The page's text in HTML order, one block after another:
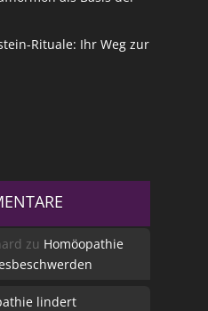
Rituale: Ihr Weg zur
zu Homöopathie
lindert